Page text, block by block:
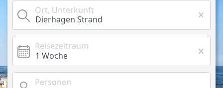
Ort, Unterkunft
Reisezeitraum
Personen